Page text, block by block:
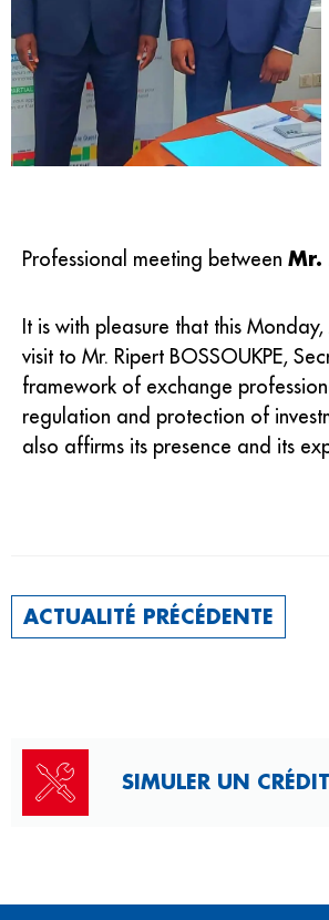
Professional meeting between Mr.
It is with pleasure that this
visit to Mr. Ripert BOSSOUKPE,
framework of exchange
regulation and protection of
also affirms its presence and its
ACTUALITÉ PRÉCÉDENTE
SIMULER UN CRÉDIT